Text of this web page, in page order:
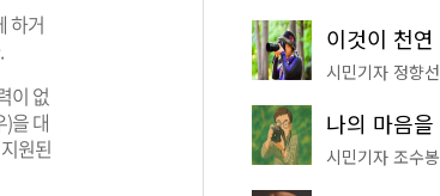
하거
이 없
을 대
원된
시민기자 정향선
시민기자 조수봉